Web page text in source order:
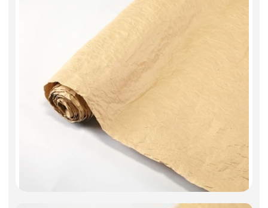
Изделия из металла
Сухоцветы